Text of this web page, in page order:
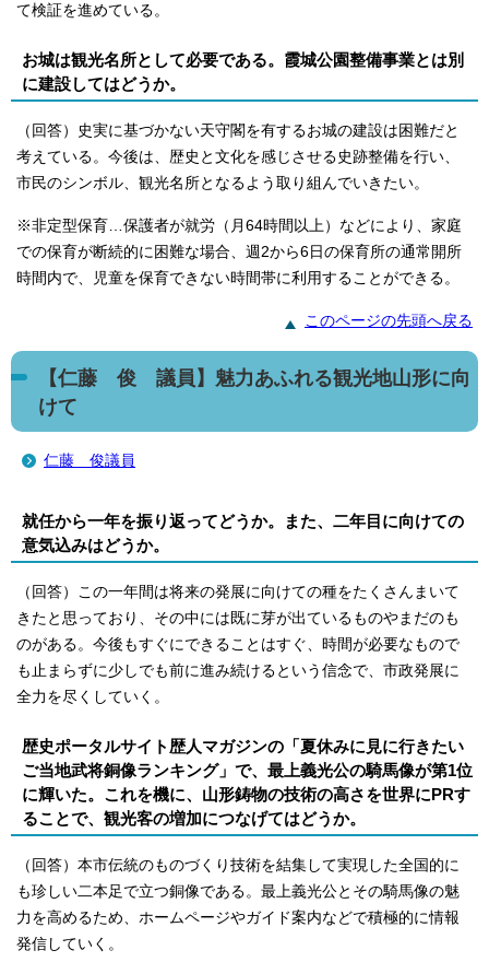
て検証を進めている。
お城は観光名所として必要である。霞城公園整備事業とは別
に建設してはどうか。
（回答）史実に基づかない天守閣を有するお城の建設は困難だと
考えている。今後は、歴史と文化を感じさせる史跡整備を行い、
市民のシンボル、観光名所となるよう取り組んでいきたい。
※非定型保育…保護者が就労（月64時間以上）などにより、家庭
での保育が断続的に困難な場合、週2から6日の保育所の通常開所
時間内で、児童を保育できない時間帯に利用することができる。
このページの先頭へ戻る
【仁藤 俊 議員】魅力あふれる観光地山形に向
けて
仁藤 俊議員
就任から一年を振り返ってどうか。また、二年目に向けての
意気込みはどうか。
（回答）この一年間は将来の発展に向けての種をたくさんまいて
きたと思っており、その中には既に芽が出ているものやまだのも
のがある。今後もすぐにできることはすぐ、時間が必要なもので
も止まらずに少しでも前に進み続けるという信念で、市政発展に
全力を尽くしていく。
歴史ポータルサイト歴人マガジンの「夏休みに見に行きたい
ご当地武将銅像ランキング」で、最上義光公の騎馬像が第1位
に輝いた。これを機に、山形鋳物の技術の高さを世界にPRす
ることで、観光客の増加につなげてはどうか。
（回答）本市伝統のものづくり技術を結集して実現した全国的に
も珍しい二本足で立つ銅像である。最上義光公とその騎馬像の魅
力を高めるため、ホームページやガイド案内などで積極的に情報
発信していく。